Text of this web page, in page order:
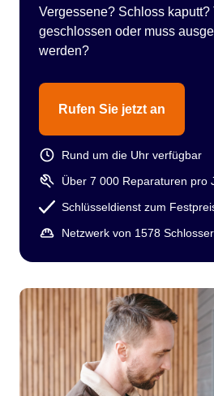
Vergessene? Schloss kaputt?
geschlossen oder muss
werden?
Rufen Sie jetzt an
Rund um die Uhr verfügbar
Über 7 000 Reparaturen pro
Schlüsseldienst zum
Netzwerk von 1578